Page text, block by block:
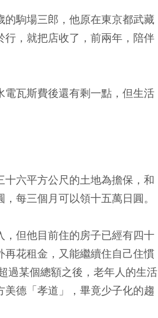
的駒場三郎，他原在東京都武藏
，就把店收了，前兩年，陪伴
瓦斯費後還有剩一點，但生活
六平方公尺的土地為擔保，和
每三個月可以領十五萬日圓。
但他目前住的房子已經有四十
花租金，又能繼續住自己住慣
過某個總額之後，老年人的生活
德「孝道」，畢竟少子化的趨